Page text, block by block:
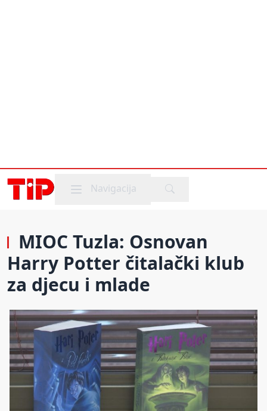
Mobile menu
Navigacija
MIOC Tuzla: Osnovan
Harry Potter čitalački klub
za djecu i mlade